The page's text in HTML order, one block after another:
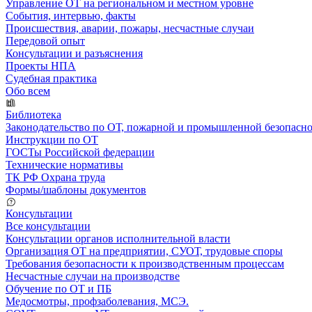
Управление ОТ на региональном и местном уровне
События, интервью, факты
Происшествия, аварии, пожары, несчастные случаи
Передовой опыт
Консультации и разъяснения
Проекты НПА
Судебная практика
Обо всем
Библиотека
Законодательство по ОТ, пожарной и промышленной
Инструкции по ОТ
ГОСТы Российской федерации
Технические нормативы
ТК РФ Охрана труда
Формы/шаблоны документов
Консультации
Все консультации
Консультации органов исполнительной власти
Организация ОТ на предприятии, СУОТ, трудовые споры
Требования безопасности к производственным процессам
Несчастные случаи на производстве
Обучение по ОТ и ПБ
Медосмотры, профзаболевания, МСЭ.